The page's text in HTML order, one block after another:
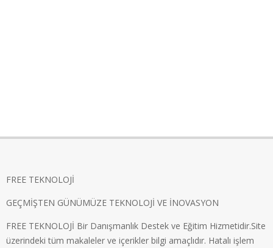
FREE TEKNOLOJİ
GEÇMİŞTEN GÜNÜMÜZE TEKNOLOJİ VE İNOVASYON
FREE TEKNOLOJİ Bir Danışmanlık Destek ve Eğitim Hizmetidir.Site
üzerindeki tüm makaleler ve içerikler bilgi amaçlıdır. Hatalı işlem